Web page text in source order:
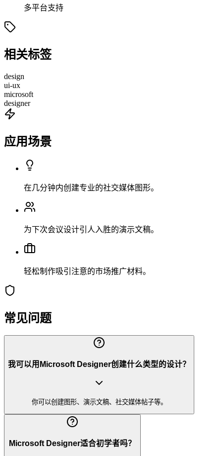
多平台支持
相关标签
design
ui-ux
microsoft
designer
应用场景
在几分钟内创建专业的社交媒体图形。
为下次会议设计引人入胜的演示文稿。
轻松制作吸引注意的市场推广材料。
常见问题
我可以用Microsoft Designer创建什么类型的设计？
你可以创建图形、演示文稿、社交媒体帖子等。
Microsoft Designer适合初学者吗？